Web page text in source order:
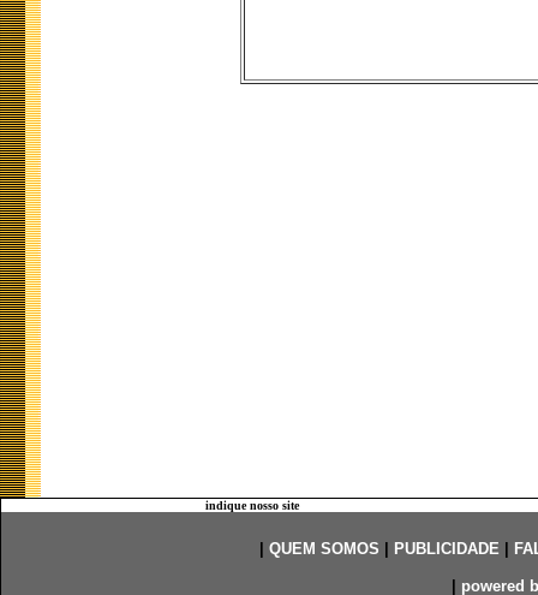
indique nosso site
QUEM SOMOS PUBLICIDADE|
powered